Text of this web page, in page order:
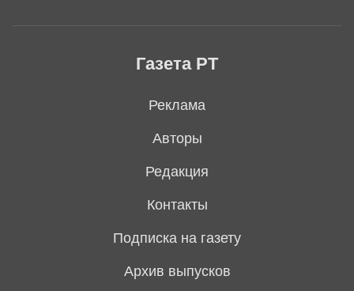
Газета РТ
Реклама
Авторы
Редакция
Контакты
Подписка на газету
Архив выпусков